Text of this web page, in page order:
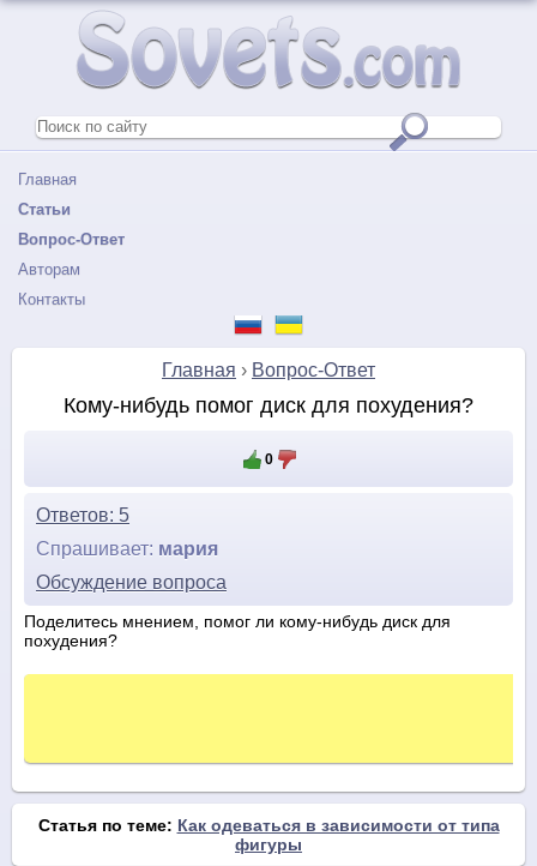
Главная
Статьи
Вопрос-Ответ
Авторам
Контакты
Главная › Вопрос-Ответ
Кому-нибудь помог диск для похудения?
0
Ответов: 5
Спрашивает: мария
Обсуждение вопроса
Поделитесь мнением, помог ли кому-нибудь диск для
похудения?
Статья по теме: Как одеваться в зависимости от типа
фигуры